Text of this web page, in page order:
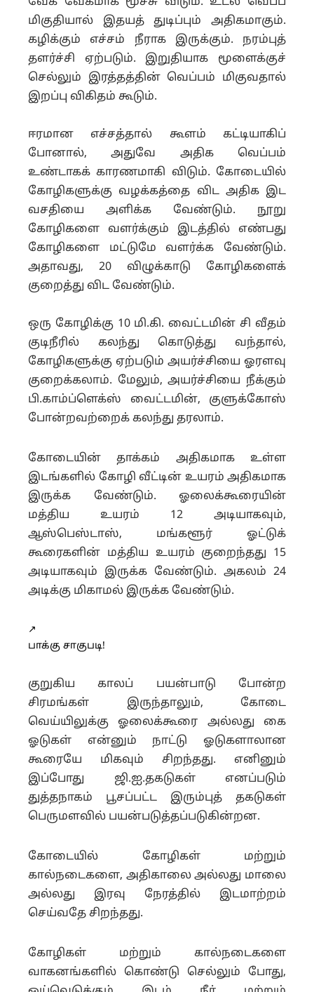
மிகுதியால் இதயத் துடிப்பும் அதிகமாகும்.
கழிக்கும் எச்சம் நீராக இருக்கும். நரம்புத்
தளர்ச்சி ஏற்படும். இறுதியாக மூளைக்குச்
செல்லும் இரத்தத்தின் வெப்பம் மிகுவதால்
இறப்பு விகிதம் கூடும்.
ஈரமான எச்சத்தால் கூளம் கட்டியாகிப்
போனால், அதுவே அதிக வெப்பம்
உண்டாகக் காரணமாகி விடும். கோடையில்
கோழிகளுக்கு வழக்கத்தை விட அதிக இட
வசதியை அளிக்க வேண்டும். நூறு
கோழிகளை வளர்க்கும் இடத்தில் எண்பது
கோழிகளை மட்டுமே வளர்க்க வேண்டும்.
அதாவது, 20 விழுக்காடு கோழிகளைக்
குறைத்து விட வேண்டும்.
ஒரு கோழிக்கு 10 மி.கி. வைட்டமின் சி வீதம்
குடிநீரில் கலந்து கொடுத்து வந்தால்,
கோழிகளுக்கு ஏற்படும் அயர்ச்சியை ஓரளவு
குறைக்கலாம். மேலும், அயர்ச்சியை நீக்கும்
பி.காம்ப்ளெக்ஸ் வைட்டமின், குளுக்கோஸ்
போன்றவற்றைக் கலந்து தரலாம்.
கோடையின் தாக்கம் அதிகமாக உள்ள
இடங்களில் கோழி வீட்டின் உயரம் அதிகமாக
இருக்க வேண்டும். ஓலைக்கூரையின்
மத்திய உயரம் 12 அடியாகவும்,
ஆஸ்பெஸ்டாஸ், மங்களூர் ஓட்டுக்
கூரைகளின் மத்திய உயரம் குறைந்தது 15
அடியாகவும் இருக்க வேண்டும். அகலம் 24
அடிக்கு மிகாமல் இருக்க வேண்டும்.
↗️
பாக்கு சாகுபடி!
குறுகிய காலப் பயன்பாடு போன்ற
சிரமங்கள் இருந்தாலும், கோடை
வெய்யிலுக்கு ஓலைக்கூரை அல்லது கை
ஓடுகள் என்னும் நாட்டு ஓடுகளாலான
கூரையே மிகவும் சிறந்தது. எனினும்
இப்போது ஜி.ஐ.தகடுகள் எனப்படும்
துத்தநாகம் பூசப்பட்ட இரும்புத் தகடுகள்
பெருமளவில் பயன்படுத்தப்படுகின்றன.
கோடையில் கோழிகள் மற்றும்
கால்நடைகளை, அதிகாலை அல்லது மாலை
அல்லது இரவு நேரத்தில் இடமாற்றம்
செய்வதே சிறந்தது.
கோழிகள் மற்றும் கால்நடைகளை
வாகனங்களில் கொண்டு செல்லும் போது,